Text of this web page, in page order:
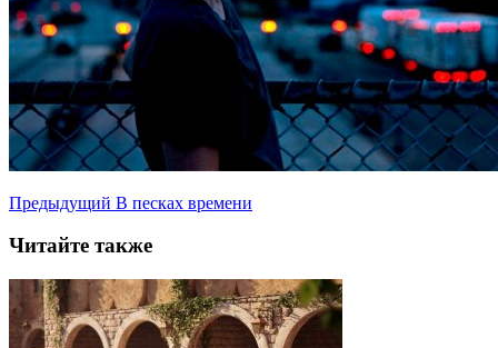
Предыдущий В песках времени
Читайте также